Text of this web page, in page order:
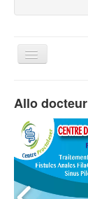
Basculer
Contact
Allo docteur